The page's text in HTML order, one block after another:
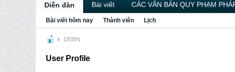
Diễn đàn Bài viết CÁC VĂN BẢN QUY PHẠM
Bài viết hôm nay Thành viên Lịch
DEBIN
User Profile